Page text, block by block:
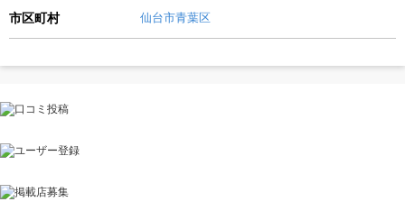
市区町村 仙台市青葉区